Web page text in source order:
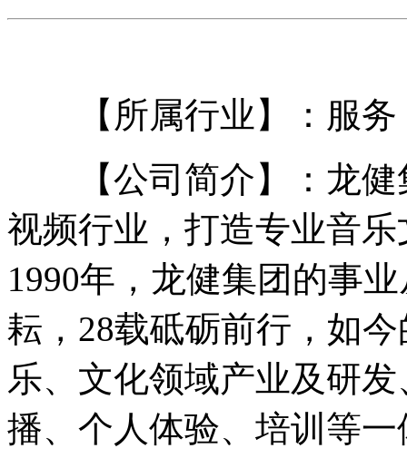
【所属行业】：服务
【公司简介】：龙健
视频行业，打造专业音
1990年，龙健集团的事
耘，28载砥砺前行，如
乐、文化领域产业及研
播、个人体验、培训等